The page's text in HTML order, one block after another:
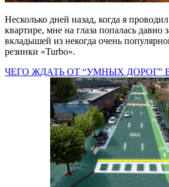
Несколько дней назад, когда я
квартире, мне на глаза попалась давно
вкладышей из некогда очень
резинки «Turbo».
ЧЕГО ЖДАТЬ ОТ “УМНЫХ ДОРОГ”